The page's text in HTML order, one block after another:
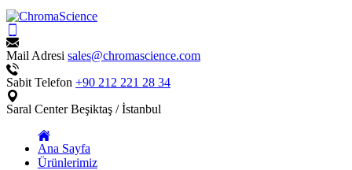
Mail Adresi sales@chromascience.com
Sabit Telefon +90 212 221 28 34
Saral CenterBeşiktaş / İstanbul
Ana Sayfa
Ürünlerimiz